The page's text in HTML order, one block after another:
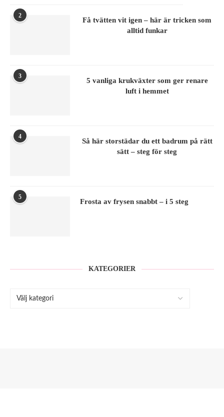
2
Få tvätten vit igen – här är tricken som
alltid funkar
3
5 vanliga krukväxter som ger renare
luft i hemmet
4
Så här storstädar du ett badrum på rätt
sätt – steg för steg
5
Frosta av frysen snabbt – i 5 steg
KATEGORIER